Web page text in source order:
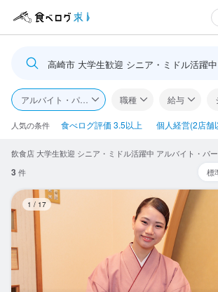
ログイン・無料会員登録
食べログ求人TOP
求人検索
閲覧履歴
気になる求人
検索履歴・保存した条件
高崎市 大学生歓迎 シニア・ミドル活躍中
アルバイト・パート 職種 給与
人気の条件 食べログ評価 3.5以上 個人経営(2店舗
飲食店 大学生歓迎 シニア・ミドル活躍中 アルバイト・パ
3 件
1 / 17